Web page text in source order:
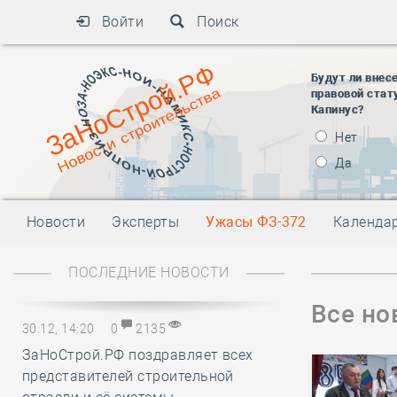
Войти Поиск
Будут ли
правовой
Капинус?
Нет
Да
Новости Эксперты Ужасы ФЗ-372
ПОСЛЕДНИЕ НОВОСТИ
30.12, 14:20 0 2135
ЗаНоСтрой.РФ поздравляет всех
представителей строительной
Все